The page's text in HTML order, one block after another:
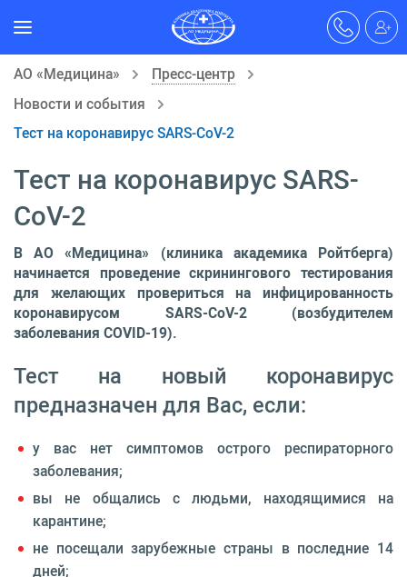
АО «Медицина»
Пресс-центр
Новости и события
Тест на коронавирус SARS-CoV-2
Тест на коронавирус SARS-
CoV-2
В АО «Медицина» (клиника академика Ройтберга)
начинается проведение скринингового тестирования
для желающих провериться на инфицированность
коронавирусом SARS-CoV-2 (возбудителем
заболевания COVID-19).
Тест на новый коронавирус
предназначен для Вас, если:
у вас нет симптомов острого респираторного
заболевания;
вы не общались с людьми, находящимися на
карантине;
не посещали зарубежные страны в последние 14
дней;